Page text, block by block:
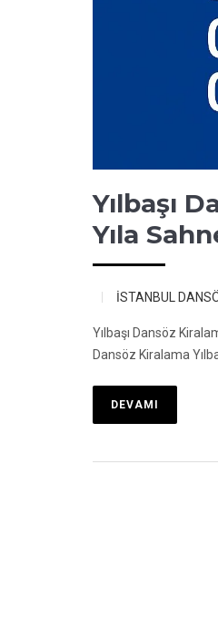
Yılbaşı
Yıla
İSTANBUL
Yılbaşı Dansöz
Dansöz Kiralama
DEVAMI